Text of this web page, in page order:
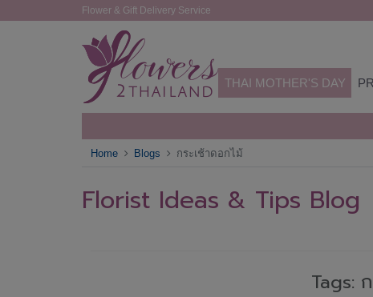
Flower & Gift Delivery Service
THAI MOTHER'S DAY
Home Blogs กระเช้าดอกไม้
Florist Ideas & Tips Blog
Tags: